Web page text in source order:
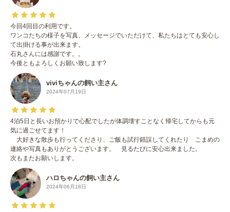
今回4回目の利用です。
ワンコたちの様子を写真、メッセージでいただけて、私たちはとても安心し
て出掛ける事が出来ます。
石丸さんには感謝です。。
今後ともよろしくお願い致します?
viviちゃんの飼い主さん
2024年07月19日
4泊5日と長いお預かりで心配でしたが体調壊すことなく帰宅してからも元
気に過ごせてます！
大好きな散歩も行ってくださり、ご飯も試行錯誤してくれたり こまめの
連絡や写真もありがとうございます。 見るたびに安心出来ました。
次もまたお願いします。
ハロちゃんの飼い主さん
2024年06月18日